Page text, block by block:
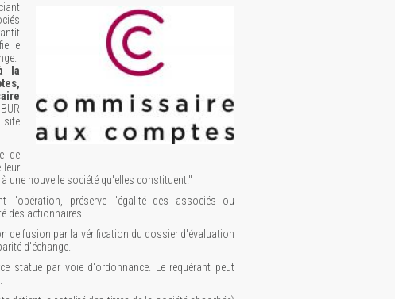
le
la
site
de
leur
une nouvelle société qu'elles constituent."
l'opération, préserve l'égalité des associés ou
des actionnaires.
de fusion par la vérification du dossier d'évaluation
d'échange.
statue par voie d'ordonnance. Le requérant peut